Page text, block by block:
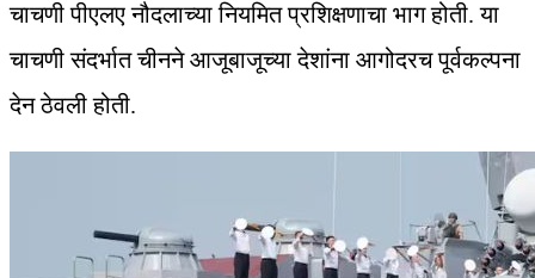
चाचणी पीएलए नौदलाच्या नियमित प्रशिक्षणाचा भाग होती. या
चाचणी संदर्भात चीनने आजूबाजूच्या देशांना आगोदरच पूर्वकल्पना
देन ठेवली होती.